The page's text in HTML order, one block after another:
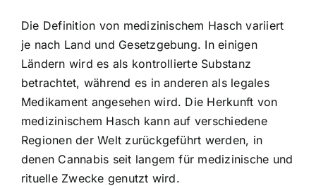
Die Definition von medizinischem Hasch variiert
je nach Land und Gesetzgebung. In einigen
Ländern wird es als kontrollierte Substanz
betrachtet, während es in anderen als legales
Medikament angesehen wird. Die Herkunft von
medizinischem Hasch kann auf verschiedene
Regionen der Welt zurückgeführt werden, in
denen Cannabis seit langem für medizinische und
rituelle Zwecke genutzt wird.